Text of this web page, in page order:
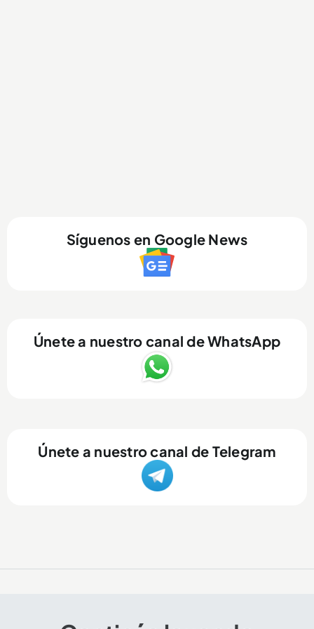
Síguenos en Google News
Únete a nuestro canal de WhatsApp
Únete a nuestro canal de Telegram